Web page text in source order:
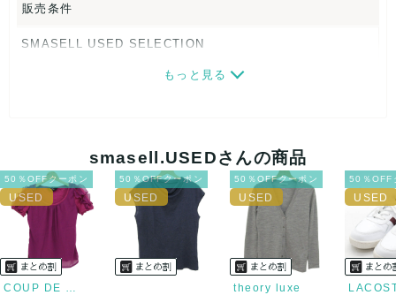
販売条件
SMASELL USED SELECTION
画像ダウンロードなので、転売にも最適♪
ネコポスの場合は日時指定ができませんので、ご了承下さい
ませ。
USED品に関しましては、見る方によって状態の価値観が異な
りますので、トラブルを避けるため、神経質な方や完璧な商
もっと見る
smasell.USEDさんの商品
50％OFFクーポン
COUP DE CHANCE
50％OFFクーポン 50％OFFクーポン
theory luxe
50％OFF